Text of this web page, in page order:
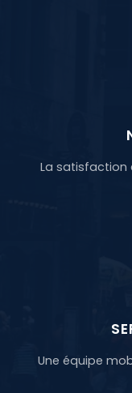
La satisfaction
Une équipe